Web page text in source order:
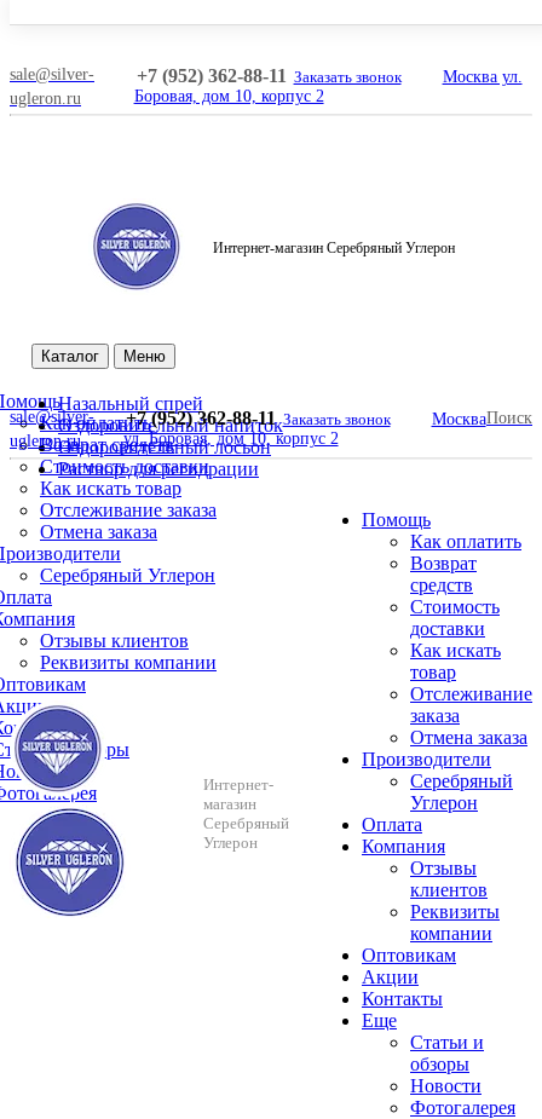
sale@silver-
ugleron.ru
+7 (952) 362-88-11 Заказать звонок
Москва ул.
Боровая, дом 10, корпус 2
Интернет-магазин Серебряный Углерон
Каталог Меню
Как оплатить
Возврат средств
Стоимость доставки
Как искать товар
Отслеживание заказа
Отмена заказа
Серебряный Углерон
Отзывы клиентов
Реквизиты компании
и обзоры
Назальный спрей
Оздоровительный напиток
Оздоровительный лосьон
Раствор для регидрации
sale@silver-
ugleron.ru
+7 (952) 362-88-11 Заказать звонок
Москва
ул. Боровая, дом 10, корпус 2
Поиск
Интернет-
магазин
Серебряный
Углерон
Помощь
Как оплатить
Возврат
средств
Стоимость
доставки
Как искать
товар
Отслеживание
заказа
Отмена заказа
Производители
Серебряный
Углерон
Оплата
Компания
Отзывы
клиентов
Реквизиты
компании
Оптовикам
Акции
Контакты
Еще
Cтатьи и
обзоры
Новости
Фотогалерея